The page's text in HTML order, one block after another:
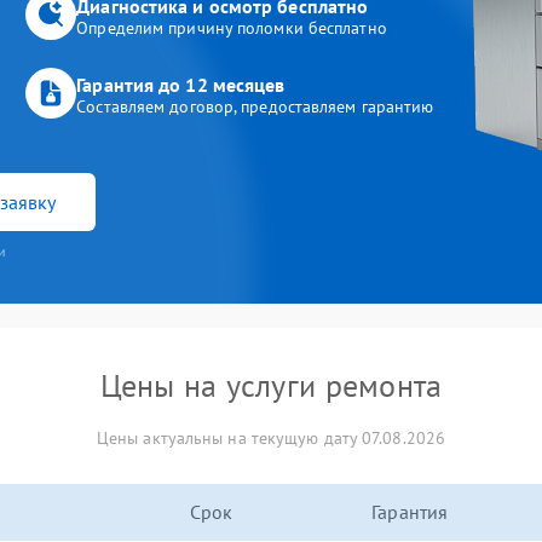
Диагностика и осмотр бесплатно
Определим причину поломки бесплатно
Гарантия до 12 месяцев
Составляем договор, предоставляем гарантию
Цены на услуги ремонта
Цены актуальны на текущую дату 07.08.2026
Срок Гарантия